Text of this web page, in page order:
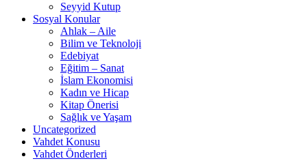
Seyyid Kutup
Sosyal Konular
Ahlak – Aile
Bilim ve Teknoloji
Edebiyat
Eğitim – Sanat
İslam Ekonomisi
Kadın ve Hicap
Kitap Önerisi
Sağlık ve Yaşam
Uncategorized
Vahdet Konusu
Vahdet Önderleri